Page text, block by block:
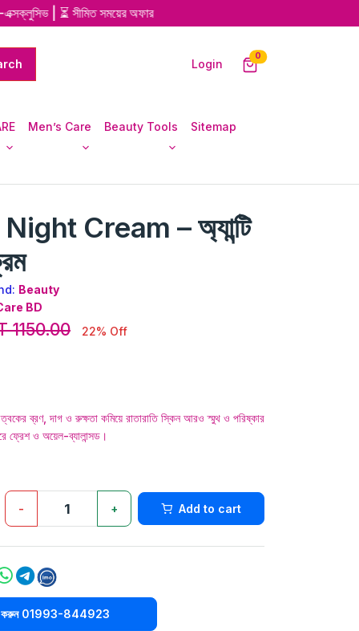
| ⏳ সীমিত সময়ের অফার
Login
0unread messages
Men’s Care Beauty Tools Sitemap
Cream – অ্যান্টি
Beauty
BD
1150.00 22% Off
দাগ ও রুক্ষতা কমিয়ে রাতারাতি স্কিন আরও স্মুথ ও পরিষ্কার
ফ্রেশ ও অয়েল-ব্যালান্সড।
- + Add to cart
করুন 01993-844923